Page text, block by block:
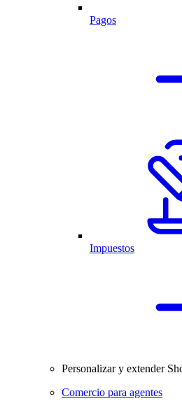
Pagos
Impuestos
Personalizar y extender
Comercio para agentes